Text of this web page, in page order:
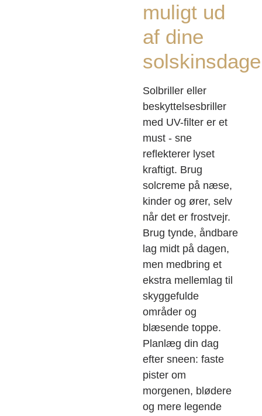
muligt ud
af dine
solskinsdage
Solbriller eller
beskyttelsesbriller
med UV-filter er et
must - sne
reflekterer lyset
kraftigt. Brug
solcreme på næse,
kinder og ører, selv
når det er frostvejr.
Brug tynde, åndbare
lag midt på dagen,
men medbring et
ekstra mellemlag til
skyggefulde
områder og
blæsende toppe.
Planlæg din dag
efter sneen: faste
pister om
morgenen, blødere
og mere legende